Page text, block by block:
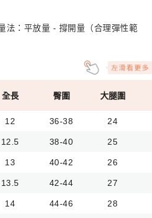
法：平放量 - 撐開量（合理彈性範
全長 臀圍 大腿圍
12 36-38 24
12.5 38-40 25
13 40-42 26
13.5 42-44 27
14 44-46 28